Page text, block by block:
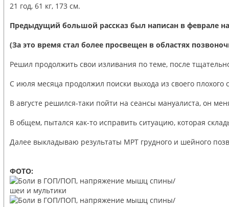
21 год, 61 кг, 173 см.
Предыдущий большой рассказ был написан в феврале
(За это время стал более просвещен в областях
Решил продолжить свои изливания по теме, после
С июля месяца продолжил поиски выхода из своего
В августе решился-таки пойти на сеансы мануалиста, он
В общем, пытался как-то исправить ситуацию, которая
Далее выкладываю результаты МРТ грудного и шейного
ФОТО: